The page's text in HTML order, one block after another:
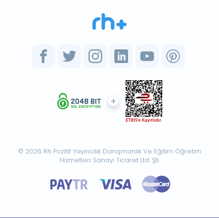
© 2026 Rh Pozitif Yayıncılık Danışmanlık Ve Eğitim Öğretim
Hizmetleri Sanayi Ticaret Ltd. Şti.